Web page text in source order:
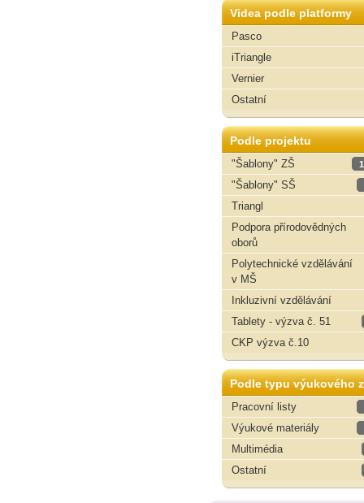
Videa podle platformy
Pasco
iTriangle
Vernier
Ostatní
Podle projektu
"Šablony" ZŠ
"Šablony" SŠ
Triangl
Podpora přírodovědných
oborů
Polytechnické vzdělávání
v MŠ
Inkluzivní vzdělávání
Tablety - výzva č. 51
CKP výzva č.10
Podle typu výukového
Pracovní listy
Výukové materiály
Multimédia
Ostatní